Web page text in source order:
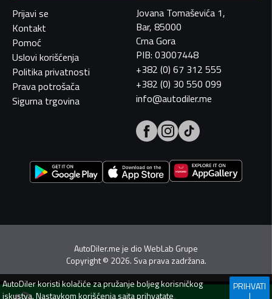
Prijavi se
Kontakt
Pomoć
Uslovi korišćenja
Politika privatnosti
Prava potrošača
Sigurna trgovina
Jovana Tomaševića 1,
Bar, 85000
Crna Gora
PIB: 03007448
+382 (0) 67 312 555
+382 (0) 30 550 099
info@autodiler.me
AutoDiler.me je dioWebLab Grupe
Copyright© 2026. Sva prava zadržana.
AutoDilerkoristi kolačiće za pružanje boljeg korisničkog
iskustva. Nastavkom korišćenja sajta prihvatate
PRIHVATI
I